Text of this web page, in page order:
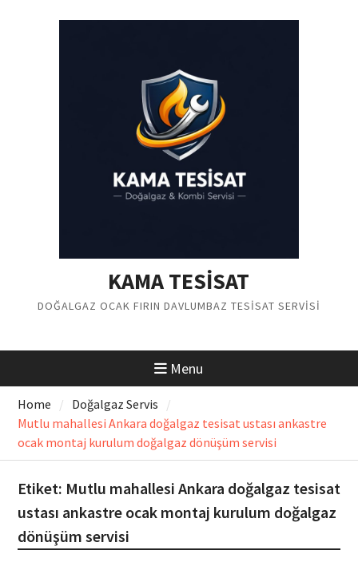
KAMA TESİSAT
DOĞALGAZ OCAK FIRIN DAVLUMBAZ TESİSAT SERVİSİ
Menu
Home
Doğalgaz Servis
Mutlu mahallesi Ankara doğalgaz tesisat ustası ankastre
ocak montaj kurulum doğalgaz dönüşüm servisi
Etiket: Mutlu mahallesi Ankara doğalgaz tesisat
ustası ankastre ocak montaj kurulum doğalgaz
dönüşüm servisi